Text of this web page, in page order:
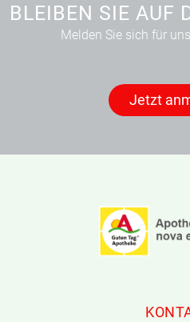
BLEIBEN SIE AUF
Melden Sie sich für
Jetzt